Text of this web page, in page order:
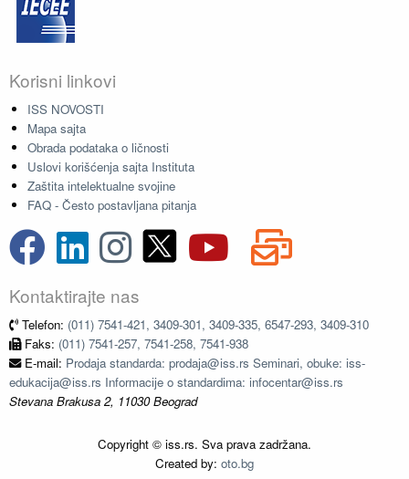
Korisni linkovi
ISS NOVOSTI
Mapa sajta
Obrada podataka o ličnosti
Uslovi korišćenja sajta Instituta
Zaštita intelektualne svojine
FAQ - Često postavljana pitanja
Kontaktirajte nas
Telefon: (011) 7541-421, 3409-301, 3409-335, 6547-293, 3409-310
Faks: (011) 7541-257, 7541-258, 7541-938
E-mail: Prodaja standarda: prodaja@iss.rs Seminari, obuke: iss-
edukacija@iss.rs Informacije o standardima: infocentar@iss.rs
Stevana Brakusa 2, 11030 Beograd
Copyright © iss.rs. Sva prava zadržana.
Created by: oto.bg